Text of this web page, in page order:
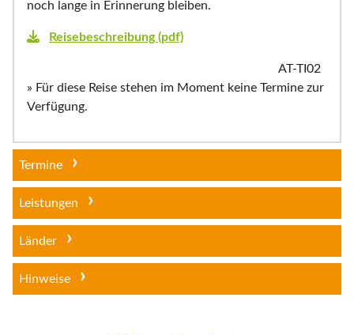
noch lange in Erinnerung bleiben.
Reisebeschreibung (pdf)
AT-TI02
» Für diese Reise stehen im Moment keine Termine zur
Verfügung.
Termine
Leistungen
Länder
Hinweise